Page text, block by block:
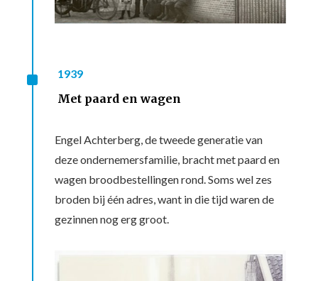
^ 1939
Met paard en wagen
Engel Achterberg, de tweede generatie van
deze ondernemersfamilie, bracht met paard en
wagen broodbestellingen rond. Soms wel zes
broden bij één adres, want in die tijd waren de
gezinnen nog erg groot.